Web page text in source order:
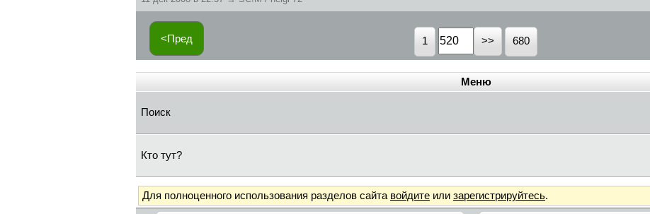
<Пред 1 680
Меню
Поиск
Кто тут?
Для полноценного использования разделов сайта войдите или зарегистрируйтесь.